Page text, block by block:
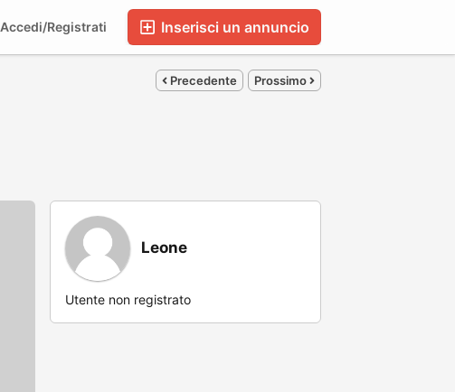
Inserisci un annuncio
Accedi/Registrati
Precedente Prossimo
Leone
Utente non registrato